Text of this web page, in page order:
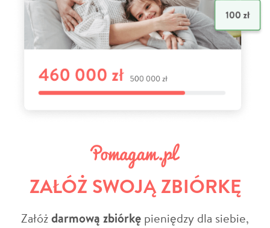
ZAŁÓŻ SWOJĄ ZBIÓRKĘ
Załóżdarmową zbiórkę pieniędzy dla siebie,